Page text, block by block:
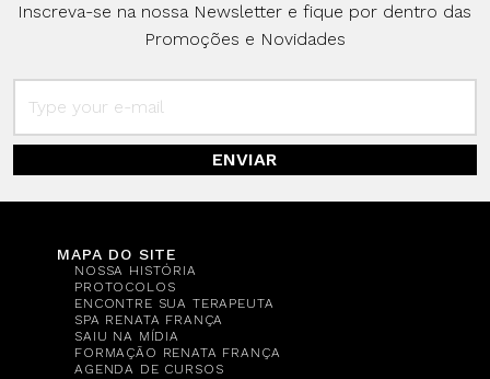
Inscreva-se na nossa Newsletter e fique por dentro das
Promoções e Novidades
ENVIAR
MAPA DO SITE
NOSSA HISTÓRIA
PROTOCOLOS
ENCONTRE SUA TERAPEUTA
SPA RENATA FRANÇA
SAIU NA MÍDIA
FORMAÇÃO RENATA FRANÇA
AGENDA DE CURSOS